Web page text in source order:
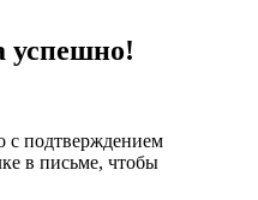
успешно!
с подтверждением
в письме, чтобы